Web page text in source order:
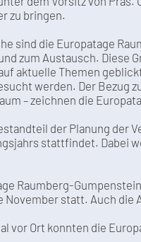
zu bringen.
sind die Europatage
zum Austausch. Diese
aktuelle Themen
werden. Der Bezug
– zeichnen die
der Planung der
stattfindet. Dabei
Raumberg-
November statt. Auch die
vor Ort konnten die